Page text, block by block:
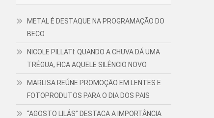
METAL É DESTAQUE NA PROGRAMAÇÃO DO
BECO
NICOLE PILLATI: QUANDO A CHUVA DÁ UMA
TRÉGUA, FICA AQUELE SILÊNCIO NOVO
MARLISA REÚNE PROMOÇÃO EM LENTES E
FOTOPRODUTOS PARA O DIA DOS PAIS
“AGOSTO LILÁS” DESTACA A IMPORTÂNCIA